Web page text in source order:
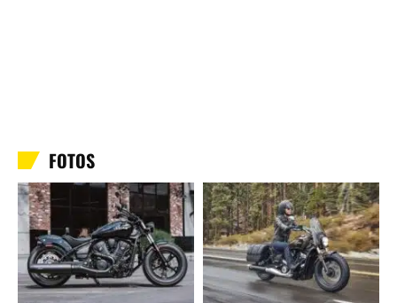
FOTOS